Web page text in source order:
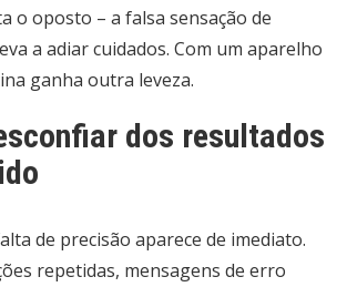
o oposto – a falsa sensação de
a adiar cuidados. Com um aparelho
ganha outra leveza.
dos resultados
de precisão aparece de imediato.
repetidas, mensagens de erro